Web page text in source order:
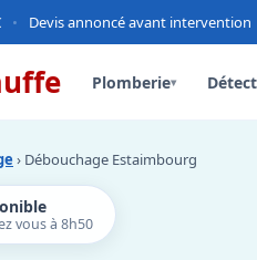
• Devis annoncé avant intervention
Plomberie▾
› Débouchage Estaimbourg
vous à 8h50